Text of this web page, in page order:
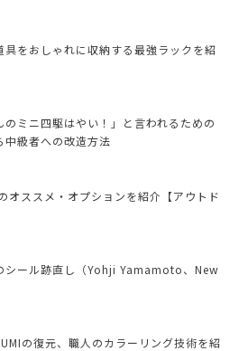
具をおしゃれに収納する最強ラックを紹
のミニ四駆はやい！」と言われるための
中級者への改造方法
オススメ・オプションを紹介【アウトド
シール跡直し（Yohji Yamamoto、New
の復元、職人のカラーリング技術を紹